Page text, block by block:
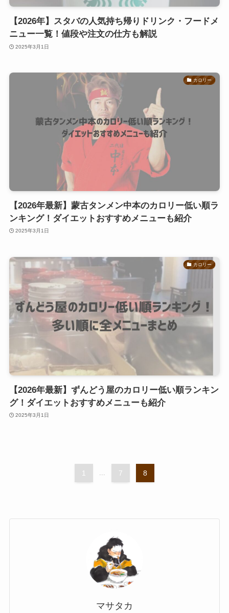
【2026年】スタバの人気持ち帰りドリンク・フードメ
ニュー一覧！値段や注文の仕方も解説
2025年3月1日
カロリー
【2026年最新】蒙古タンメン中本のカロリー低い順ラ
ンキング！ダイエットおすすめメニューも紹介
2025年3月1日
カロリー
【2026年最新】ずんどう屋のカロリー低い順ランキン
グ！ダイエットおすすめメニューも紹介
2025年3月1日
1 ... 7 8
マサタカ